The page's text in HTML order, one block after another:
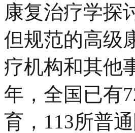
康复治疗学探
但规范的高级
疗机构和其他
年，全国已有
育，113所普